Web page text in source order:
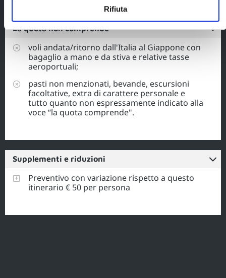
Rifiuta
La quota non comprende
voli andata/ritorno dall'Italia al Giappone con
bagaglio a mano e da stiva e relative tasse
aeroportuali;
pasti non menzionati, bevande, escursioni
facoltative, extra di carattere personale e
tutto quanto non espressamente indicato alla
voce “la quota comprende".
Supplementi e riduzioni
Preventivo con variazione rispetto a questo
itinerario € 50 per persona